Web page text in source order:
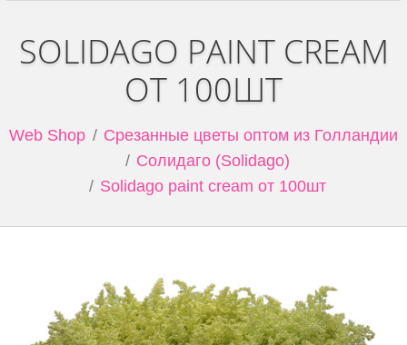
SOLIDAGO PAINT CREAM
ОТ 100ШТ
Web Shop
Срезанные цветы оптом из Голландии
Солидаго (Solidago)
Solidago paint cream от 100шт